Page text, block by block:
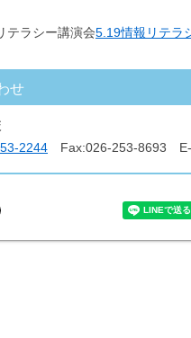
テラシー講演会5.19情報リテラ
せ
2244 Fax:026-253-8693